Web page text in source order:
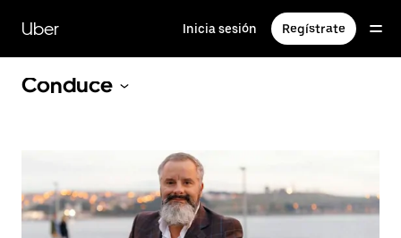
contenido
principal
Uber Inicia sesión Regístrate
Conduce